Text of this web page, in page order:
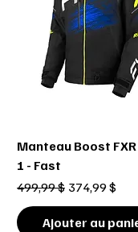
Manteau Boost
1 - Fast
Prix original
499,99 $ Prix
374,99 $
Ajouter au